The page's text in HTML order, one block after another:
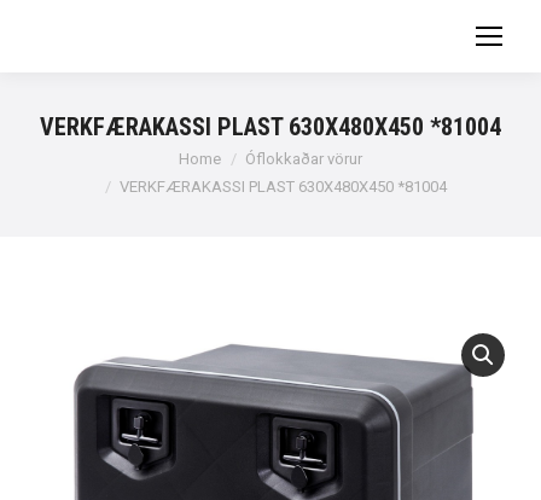
VERKFÆRAKASSI PLAST 630X480X450 *81004
Home
Óflokkaðar vörur
VERKFÆRAKASSI PLAST 630X480X450 *81004